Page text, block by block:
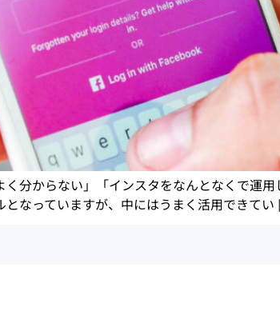
く分からない」「インスタをなんとなくで運
となっていますが、中にはうまく活用できて